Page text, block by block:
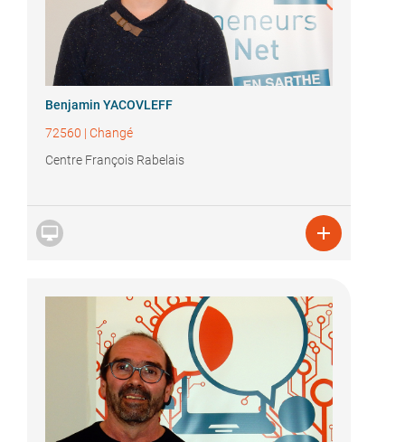
Benjamin YACOVLEFF
72560 | Changé
Centre François Rabelais
 